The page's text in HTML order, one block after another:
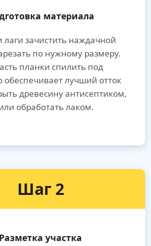
материала
лаги зачистить наждачной
по нужному размеру.
планки спилить под
обеспечивает лучший отток
древесину антисептиком,
обработать лаком.
Шаг 2
Разметка участка